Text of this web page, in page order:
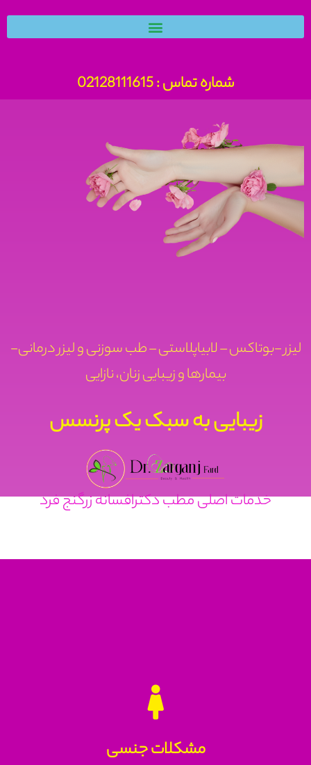
شماره تماس : 02128111615
لیزر -بوتاکس – لابیاپلاستی – طب سوزنی و لیزر درمانی-
بیمارها و زیبایی زنان، نازایی
زیبایی به سبک یک پرنسس
خدمات اصلی مطب دکترافسانه زرگنج فرد
مشکلات جنسی